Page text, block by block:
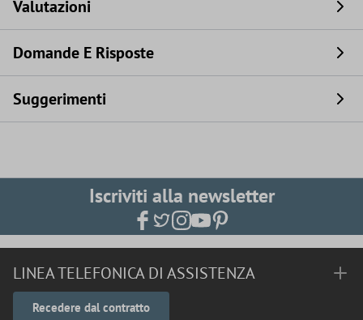
Valutazioni
Domande E Risposte
Suggerimenti
Iscriviti alla newsletter
LINEA TELEFONICA DI ASSISTENZA
Recedere dal contratto